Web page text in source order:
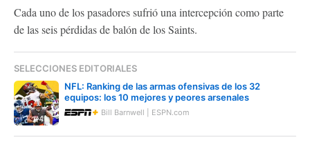
Cada uno de los pasadores sufrió una intercepción como parte
de las seis pérdidas de balón de los Saints.
SELECCIONES EDITORIALES
NFL: Ranking de las armas ofensivas de los 32
equipos: los 10 mejores y peores arsenales
Bill Barnwell | ESPN.com